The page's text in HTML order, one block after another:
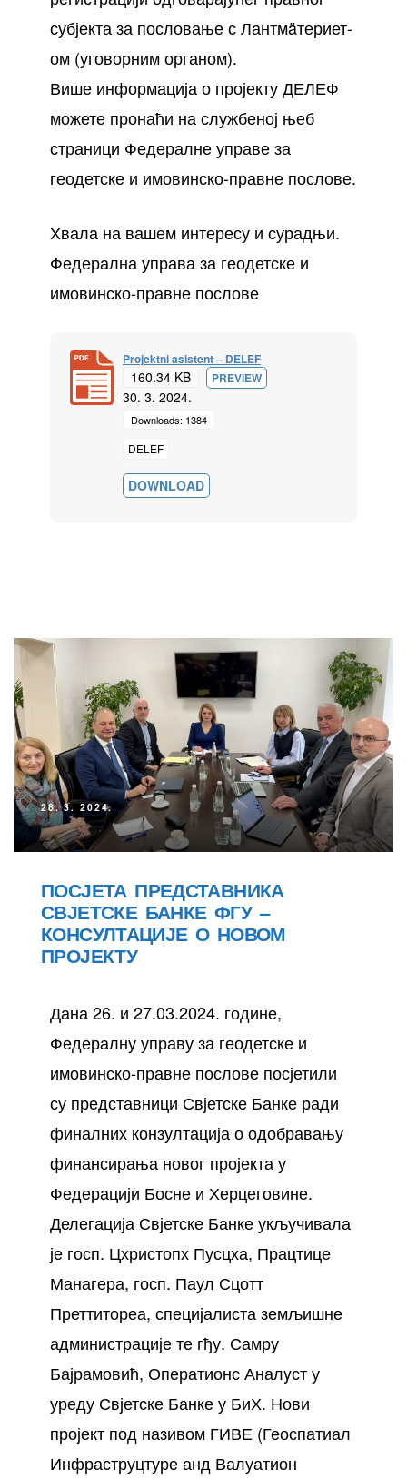
субјекта за пословање с Лантмäтериет-
ом (уговорним органом).
Више информација о пројекту ДЕЛЕФ
можете пронаћи на службеној њеб
страници Федералне управе за
геодетске и имовинско-правне послове.
Хвала на вашем интересу и сурадњи.
Федерална управа за геодетске и
имовинско-правне послове
Projektni asistent – DELEF
160.34 KB PREVIEW
30. 3. 2024.
Downloads: 1384
DELEF
DOWNLOAD
28. 3. 2024.
ПОСЈЕТА ПРЕДСТАВНИКА
СВЈЕТСКЕ БАНКЕ ФГУ –
КОНСУЛТАЦИЈЕ О НОВОМ
ПРОЈЕКТУ
Дана 26. и 27.03.2024. године,
Федералну управу за геодетске и
имовинско-правне послове посјетили
су представници Свјетске Банке ради
финалних конзултација о одобравању
финансирања новог пројекта у
Федерацији Босне и Херцеговине.
Делегација Свјетске Банке укључивала
је госп. Цхристопх Пусцха, Працтице
Манагера, госп. Паул Сцотт
Преттитореа, специјалиста земљишне
администрације те гђу. Самру
Бајрамовић, Оператионс Аналyст у
уреду Свјетске Банке у БиХ. Нови
пројект под називом ГИВЕ (Геоспатиал
Инфраструцтуре анд Валуатион